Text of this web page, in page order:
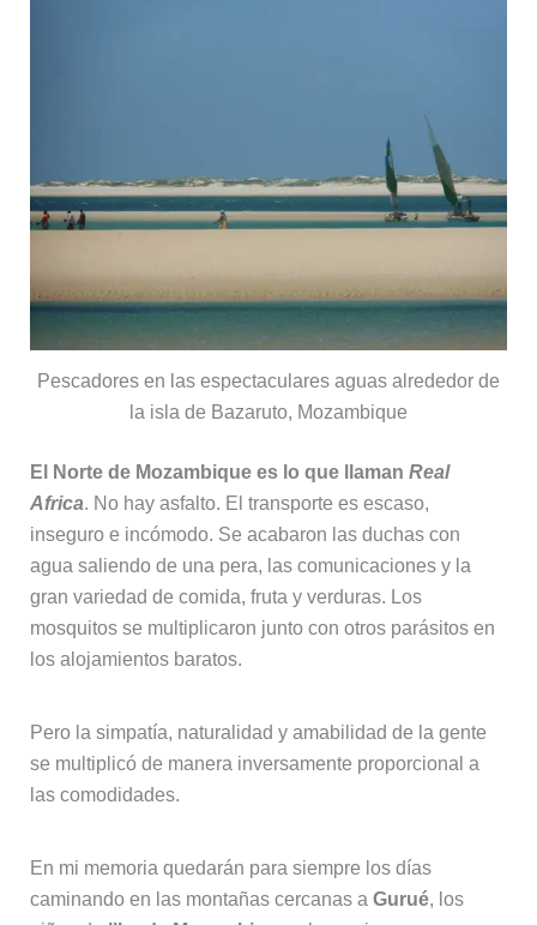
Pescadores en las espectaculares aguas alrededor de
la isla de Bazaruto, Mozambique
El Norte de Mozambique es lo que llaman Real
Africa. No hay asfalto. El transporte es escaso,
inseguro e incómodo. Se acabaron las duchas con
agua saliendo de una pera, las comunicaciones y la
gran variedad de comida, fruta y verduras. Los
mosquitos se multiplicaron junto con otros parásitos en
los alojamientos baratos.
Pero la simpatía, naturalidad y amabilidad de la gente
se multiplicó de manera inversamente proporcional a
las comodidades.
En mi memoria quedarán para siempre los días
caminando en las montañas cercanas a Gurué, los